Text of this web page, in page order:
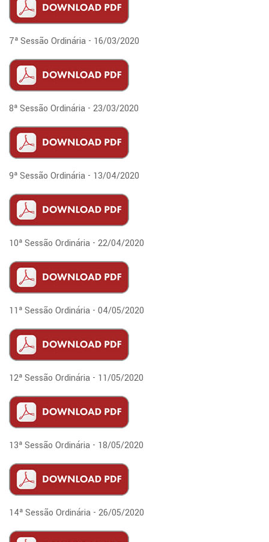
7ª Sessão Ordinária - 16/03/2020
8ª Sessão Ordinária - 23/03/2020
9ª Sessão Ordinária - 13/04/2020
10ª Sessão Ordinária - 22/04/2020
11ª Sessão Ordinária - 04/05/2020
12ª Sessão Ordinária - 11/05/2020
13ª Sessão Ordinária - 18/05/2020
14ª Sessão Ordinária - 26/05/2020